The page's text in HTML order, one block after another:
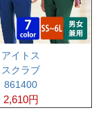
アイトス
スクラブ
861400
2,610円